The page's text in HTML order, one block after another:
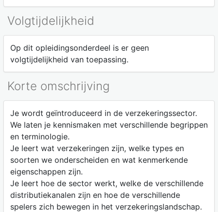
Volgtijdelijkheid
Op dit opleidingsonderdeel is er geen
volgtijdelijkheid van toepassing.
Korte omschrijving
Je wordt geïntroduceerd in de verzekeringssector.
We laten je kennismaken met verschillende begrippen
en terminologie.
Je leert wat verzekeringen zijn, welke types en
soorten we onderscheiden en wat kenmerkende
eigenschappen zijn.
Je leert hoe de sector werkt, welke de verschillende
distributiekanalen zijn en hoe de verschillende
spelers zich bewegen in het verzekeringslandschap.